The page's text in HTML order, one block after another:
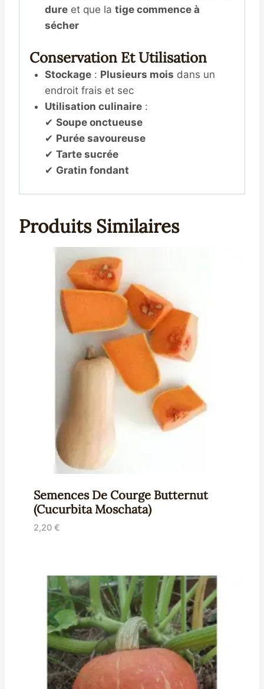
dureet que la tige commence à
sécher
Conservation Et Utilisation
Stockage: Plusieurs mois dans un
endroit frais et sec
Utilisation culinaire:
✔ Soupe onctueuse
✔ Purée savoureuse
✔ Tarte sucrée
✔ Gratin fondant
Produits Similaires
Semences De Courge Butternut
(Cucurbita Moschata)
2,20 €